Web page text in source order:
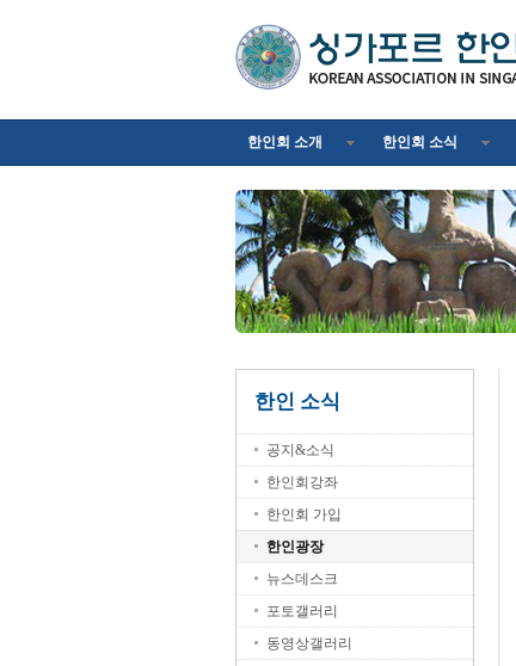
한인회 소개 한인회 소식
한인 소식
공지&소식
한인회강좌
한인회 가입
한인광장
뉴스데스크
포토갤러리
동영상갤러리